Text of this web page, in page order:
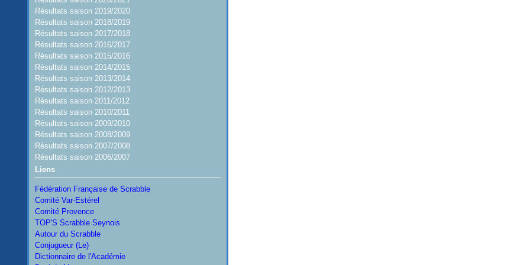
Résultats saison 2019/2020
Résultats saison 2018/2019
Résultats saison 2017/2018
Résultats saison 2016/2017
Résultats saison 2015/2016
Résultats saison 2014/2015
Résultats saison 2013/2014
Résultats saison 2012/2013
Résultats saison 2011/2012
Résultats saison 2010/2011
Résultats saison 2009/2010
Résultats saison 2008/2009
Résultats saison 2007/2008
Résultats saison 2006/2007
Liens
Fédération Française de Scrabble
Comité Var-Estérel
Comité Provence
TOP'S Scrabble Seynois
Autour du Scrabble
Conjugueur (Le)
Dictionnaire de l'Académie